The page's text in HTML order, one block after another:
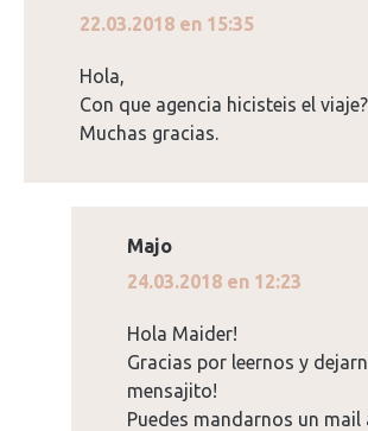
dice:
22.03.2018 en 15:35
Hola,
Con que agencia hicisteis el viaje?
Muchas gracias.
Majo
dice:
24.03.2018 en 12:23
Hola Maider!
Gracias por leernos y
mensajito!
Puedes mandarnos un mail